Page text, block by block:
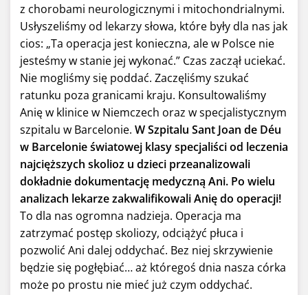
z chorobami neurologicznymi i mitochondrialnymi.
Usłyszeliśmy od lekarzy słowa, które były dla nas jak
cios: „Ta operacja jest konieczna, ale w Polsce nie
jesteśmy w stanie jej wykonać.” Czas zaczął uciekać.
Nie mogliśmy się poddać. Zaczęliśmy szukać
ratunku poza granicami kraju. Konsultowaliśmy
Anię w klinice w Niemczech oraz w specjalistycznym
szpitalu w Barcelonie. W Szpitalu Sant Joan de Déu
w Barcelonie światowej klasy specjaliści od leczenia
najcięższych skolioz u dzieci przeanalizowali
dokładnie dokumentację medyczną Ani. Po wielu
analizach lekarze zakwalifikowali Anię do operacji!
To dla nas ogromna nadzieja. Operacja ma
zatrzymać postęp skoliozy, odciążyć płuca i
pozwolić Ani dalej oddychać. Bez niej skrzywienie
będzie się pogłębiać… aż któregoś dnia nasza córka
może po prostu nie mieć już czym oddychać.